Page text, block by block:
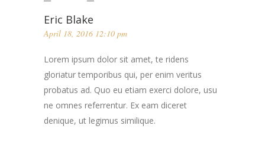
Eric Blake
April 18, 2016 12:10 pm
Lorem ipsum dolor sit amet, te ridens
gloriatur temporibus qui, per enim veritus
probatus ad. Quo eu etiam exerci dolore, usu
ne omnes referrentur. Ex eam diceret
denique, ut legimus similique.